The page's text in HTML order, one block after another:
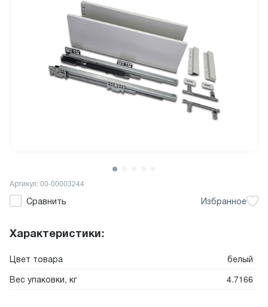
Сравнить Избранное
Артикул: 00-00003244
Характеристики:
Цвет товара
белый
Вес упаковки, кг
4.7166